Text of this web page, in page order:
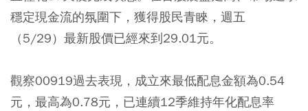
穩定現金流的氛圍下，獲得股民青睞，週五
（5/29）最新股價已經來到29.01元。
觀察00919過去表現，成立來最低配息金額為0.54
元，最高為0.78元，已連續12季維持年化配息率